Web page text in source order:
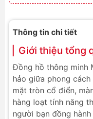
Thông tin chi tiết
Giới thiệu tổng
Đồng hồ thông minh
hảo giữa phong
mặt tròn cổ điển,
hàng loạt tính năng
người bạn đồng